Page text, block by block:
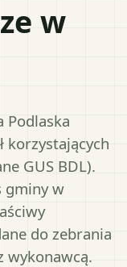
w
Podlaska
korzystających
GUS BDL).
gminy w
do zebrania
wykonawcą.